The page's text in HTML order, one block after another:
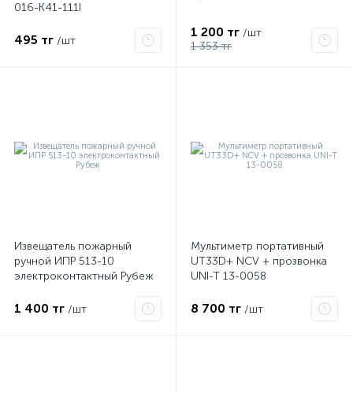
016-K41-111I
495 тг /шт
1 200 тг /шт
1 353 тг
Извещатель пожарный
ручной ИПР 513-10
электроконтактный Рубеж
1 400 тг /шт
Мультиметр портативный
UT33D+ NCV + прозвонка
UNI-T 13-0058
8 700 тг /шт